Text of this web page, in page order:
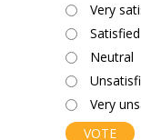
Choices
Very
Satisfied
Neutral
Very